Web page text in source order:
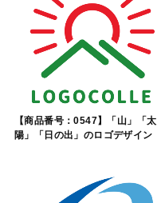
【商品番号：0547】「山」「太
陽」「日の出」のロゴデザイン